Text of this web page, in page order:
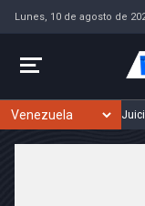
Lunes, 10 de agosto de